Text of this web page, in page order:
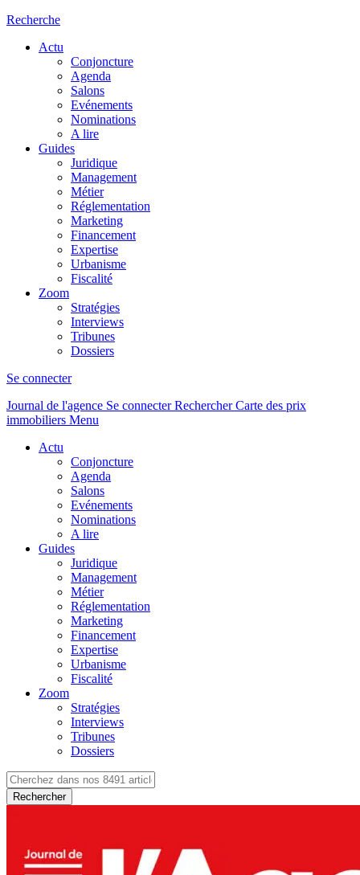
Recherche
Actu
Conjoncture
Agenda
Salons
Evénements
Nominations
A lire
Guides
Juridique
Management
Métier
Réglementation
Marketing
Financement
Expertise
Urbanisme
Fiscalité
Zoom
Stratégies
Interviews
Tribunes
Dossiers
Se connecter
Journal de l'agence Se connecterRechercher Carte des prix
immobiliers Menu
Actu
Conjoncture
Agenda
Salons
Evénements
Nominations
A lire
Guides
Juridique
Management
Métier
Réglementation
Marketing
Financement
Expertise
Urbanisme
Fiscalité
Zoom
Stratégies
Interviews
Tribunes
Dossiers
Rechercher